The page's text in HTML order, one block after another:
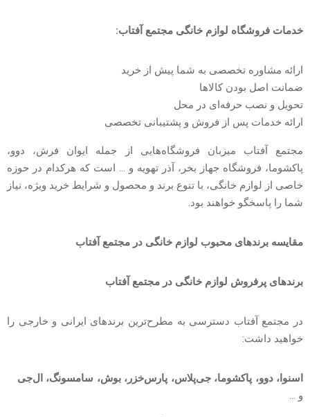
خدمات فروشگاه لوازم خانگی مجتمع آفتاب:
ارائه مشاوره تخصصی‌ به شما پیش از خرید
ضمانت اصل بودن کالاها
تحویل و نصب حرفه‌ای در محل
ارائه خدمات پس از فروش و پشتیبانی تخصصی
مجتمع آفتاب میزبان فروشگاه‌هایی از جمله ایوان فرش، دوو،
پاکشوما، فروشگاه جهاز بخر، آذر تهویه و … است که هرکدام در حوزه
خاصی از لوازم خانگی، با تنوع برند و محصول و شرایط خرید ویژه، نیاز
شما را پاسخگو خواهند بود.
مقایسه برندهای محبوب لوازم خانگی در مجتمع آفتاب
برندهای پرفروش لوازم خانگی در مجتمع آفتاب
در مجتمع آفتاب دسترسی به مطرح‌ترین برندهای ایرانی و خارجی را
خواهید داشت:
اسنوا، دوو، پاکشوما، جی‌پلاس، پارس‌خزر، بوش، سامسونگ، ال‌جی
و …